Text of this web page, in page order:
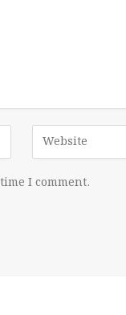
I comment.